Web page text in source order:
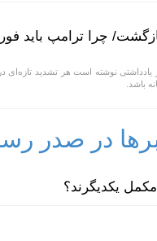
چرا ترامپ باید
نوشته است هر تشدید تازه‌ای
باشد.
در صدر